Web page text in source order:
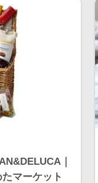
｜
マーケット